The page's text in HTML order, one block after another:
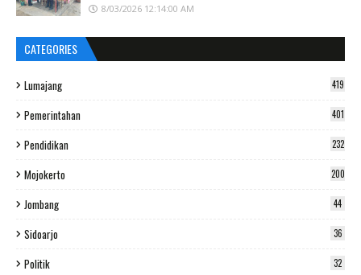
8/03/2026 12:14:00 AM
CATEGORIES
Lumajang 419
Pemerintahan 401
Pendidikan 232
Mojokerto 200
Jombang 44
Sidoarjo 36
Politik 32